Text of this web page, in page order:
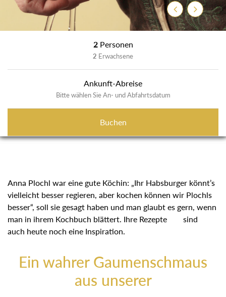
ZurückWeiter
2 Personen
2 Erwachsene
Ankunft-Abreise
Bitte wählen Sie An- und Abfahrtsdatum
Buchen
Anna Plochl war eine gute Köchin: „Ihr Habsburger könnt’s
vielleicht besser regieren, aber kochen können wir Plochls
besser“, soll sie gesagt haben und man glaubt es gern, wenn
man in ihrem Kochbuch blättert. Ihre Rezepte sind
auch heute noch eine Inspiration.
Ein wahrer Gaumenschmaus
aus unserer